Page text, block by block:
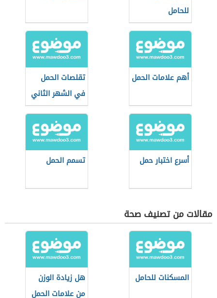
للحامل
أهم علامات الحمل
تقلصات الحمل
في الشهر الثاني
أسرع اختبار حمل تسمم الحمل
مقالات من تصنيف صحة
المسكنات للحامل
هل زيادة الوزن
من علامات الحمل